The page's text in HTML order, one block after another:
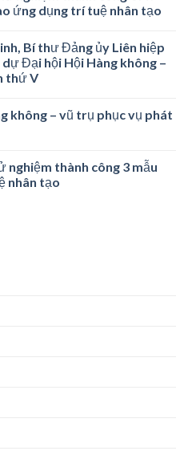
ứng dụng trí tuệ nhân tạo
Bí thư Đảng ủy Liên hiệp
Đại hội Hội Hàng không –
thứ V
không – vũ trụ phục vụ phát
nghiệm thành công 3 mẫu
nhân tạo